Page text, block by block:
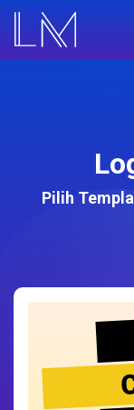
Pilih